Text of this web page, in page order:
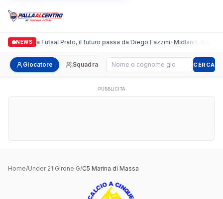
NEWS
Italgronda Futsal Prato, il futuro passa da Diego Fazzini•Midland, doppio
Giocatore Squadra Cerca giocatore CERCA
PUBBLICITÀ
Home/Under 21 Girone G/C5 Marina di Massa